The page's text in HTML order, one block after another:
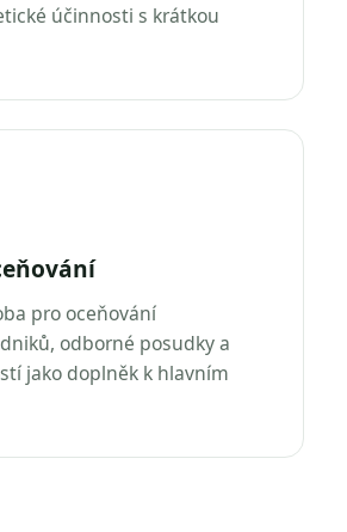
účinnosti s krátkou
pro oceňování
odborné posudky a
jako doplněk k hlavním